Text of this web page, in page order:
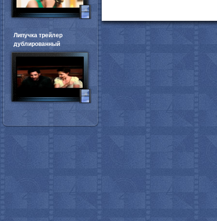
Липучка трейлер
дублированный